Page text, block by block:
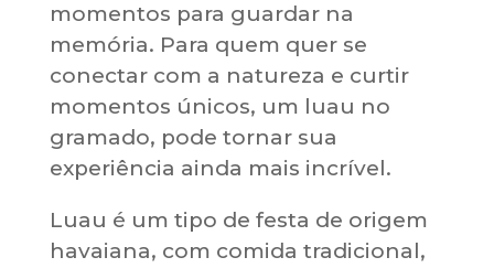
momentos para guardar na
memória. Para quem quer se
conectar com a natureza e curtir
momentos únicos, um luau no
gramado, pode tornar sua
experiência ainda mais incrível.
Luau é um tipo de festa de origem
havaiana, com comida tradicional,